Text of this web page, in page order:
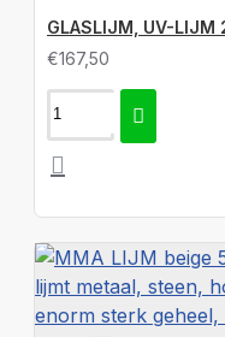
GLASLIJM, UV-LIJM
€167,50